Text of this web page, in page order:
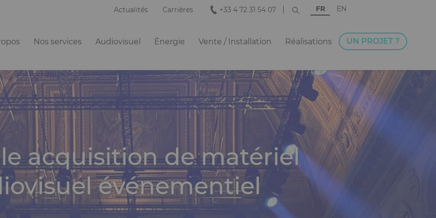
Actualités Carrières +33 4 72 31 54 07 FR EN
Nos services Audiovisuel Énergie Vente / Installation Réalisations UN PROJET ?
acquisition de matériel
événementiel